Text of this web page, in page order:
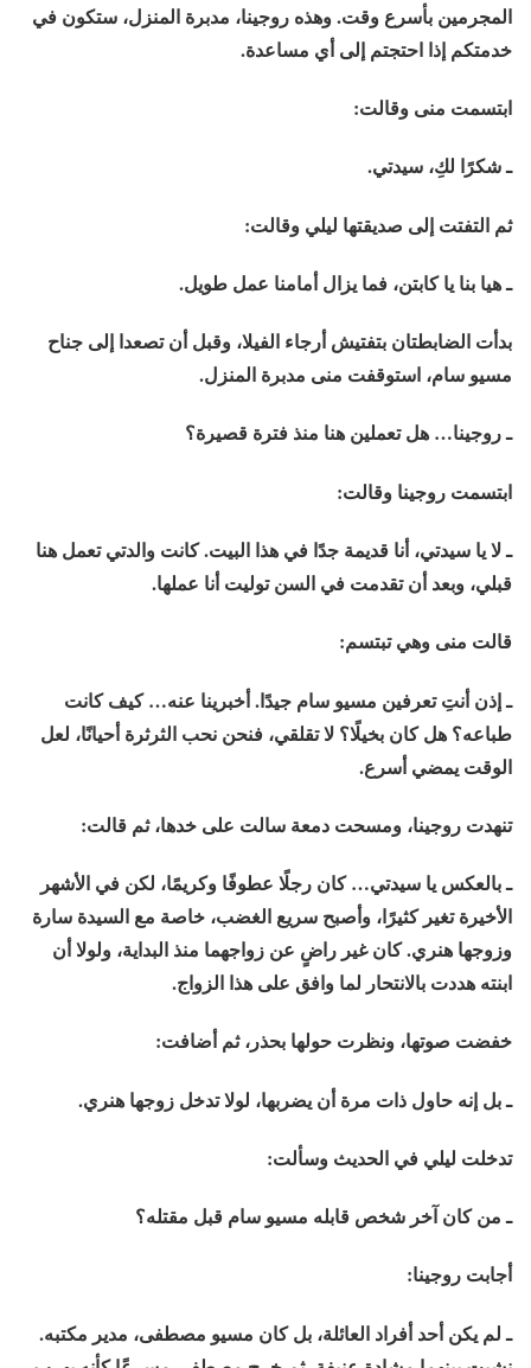
المجرمين بأسرع وقت. وهذه روجينا، مدبرة المنزل، ستكون في
خدمتكم إذا احتجتم إلى أي مساعدة.
ابتسمت منى وقالت:
ـ شكرًا لكِ، سيدتي.
ثم التفتت إلى صديقتها ليلي وقالت:
ـ هيا بنا يا كابتن، فما يزال أمامنا عمل طويل.
بدأت الضابطتان بتفتيش أرجاء الفيلا، وقبل أن تصعدا إلى جناح
مسيو سام، استوقفت منى مدبرة المنزل.
ـ روجينا… هل تعملين هنا منذ فترة قصيرة؟
ابتسمت روجينا وقالت:
ـ لا يا سيدتي، أنا قديمة جدًا في هذا البيت. كانت والدتي تعمل هنا
قبلي، وبعد أن تقدمت في السن توليت أنا عملها.
قالت منى وهي تبتسم:
ـ إذن أنتِ تعرفين مسيو سام جيدًا. أخبرينا عنه… كيف كانت
طباعه؟ هل كان بخيلًا؟ لا تقلقي، فنحن نحب الثرثرة أحيانًا، لعل
الوقت يمضي أسرع.
تنهدت روجينا، ومسحت دمعة سالت على خدها، ثم قالت:
ـ بالعكس يا سيدتي… كان رجلًا عطوفًا وكريمًا، لكن في الأشهر
الأخيرة تغير كثيرًا، وأصبح سريع الغضب، خاصة مع السيدة سارة
وزوجها هنري. كان غير راضٍ عن زواجهما منذ البداية، ولولا أن
ابنته هددت بالانتحار لما وافق على هذا الزواج.
خفضت صوتها، ونظرت حولها بحذر، ثم أضافت:
ـ بل إنه حاول ذات مرة أن يضربها، لولا تدخل زوجها هنري.
تدخلت ليلي في الحديث وسألت:
ـ من كان آخر شخص قابله مسيو سام قبل مقتله؟
أجابت روجينا:
ـ لم يكن أحد أفراد العائلة، بل كان مسيو مصطفى، مدير مكتبه.